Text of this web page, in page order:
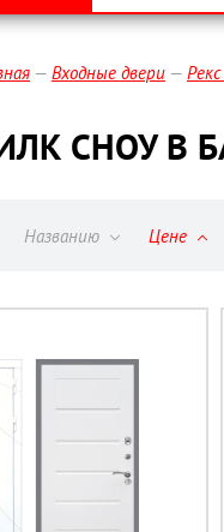
Входные двери
СНОУ В
Названию Цене